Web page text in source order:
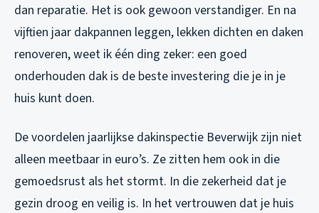
dan reparatie. Het is ook gewoon verstandiger. En na
vijftien jaar dakpannen leggen, lekken dichten en daken
renoveren, weet ik één ding zeker: een goed
onderhouden dak is de beste investering die je in je
huis kunt doen.
De voordelen jaarlijkse dakinspectie Beverwijk zijn niet
alleen meetbaar in euro’s. Ze zitten hem ook in die
gemoedsrust als het stormt. In die zekerheid dat je
gezin droog en veilig is. In het vertrouwen dat je huis